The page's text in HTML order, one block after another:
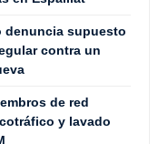
denuncia supuesto
contra un
de red
y lavado